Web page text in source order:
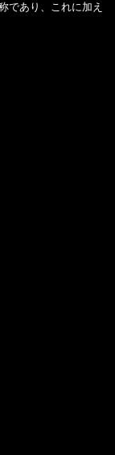
であり、これに加え